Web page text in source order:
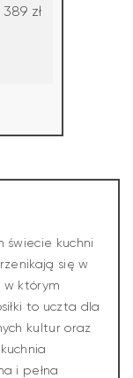
zł
świecie kuchni
się w
w którym
to uczta dla
kultur oraz
i pełna